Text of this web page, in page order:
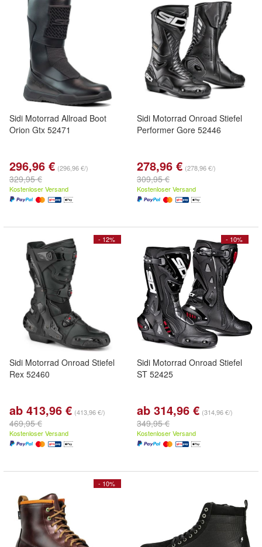
Sidi Motorrad Allroad Boot
Orion Gtx 52471
296,96 € (296,96 €/)
329,95 €
Kostenloser Versand
Sidi Motorrad Onroad Stiefel
Performer Gore 52446
278,96 € (278,96 €/)
309,95 €
Kostenloser Versand
- 12%
Sidi Motorrad Onroad Stiefel
Rex 52460
ab 413,96 € (413,96 €/)
469,95 €
Kostenloser Versand
- 10%
Sidi Motorrad Onroad Stiefel
ST 52425
ab 314,96 € (314,96 €/)
349,95 €
Kostenloser Versand
- 10%